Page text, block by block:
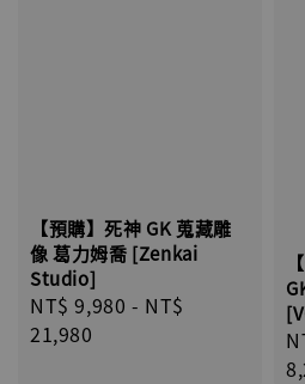
【預購】死神 GK 蒐藏雕
像 葛力姆喬 [Zenkai
Studio]
Regular
price
NT$ 9,980 - NT$
21,980